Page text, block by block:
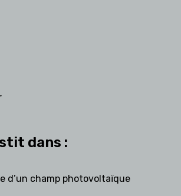
dans :
d’un champ photovoltaïque